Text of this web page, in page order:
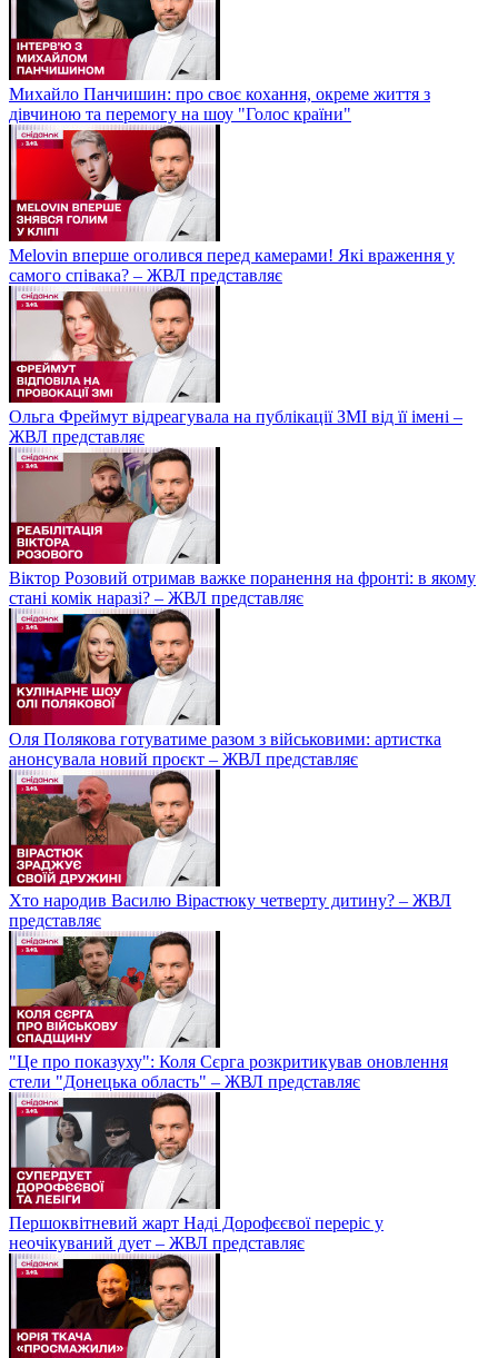
Михайло Панчишин: про своє кохання, окреме життя з
дівчиною та перемогу на шоу "Голос країни"
Melovin вперше оголився перед камерами! Які враження у
самого співака? – ЖВЛ представляє
Ольга Фреймут відреагувала на публікації ЗМІ від її імені –
ЖВЛ представляє
Віктор Розовий отримав важке поранення на фронті: в якому
стані комік наразі? – ЖВЛ представляє
Оля Полякова готуватиме разом з військовими: артистка
анонсувала новий проєкт – ЖВЛ представляє
Хто народив Василю Вірастюку четверту дитину? – ЖВЛ
представляє
"Це про показуху": Коля Сєрга розкритикував оновлення
стели "Донецька область" – ЖВЛ представляє
Першоквітневий жарт Наді Дорофєєвої переріс у
неочікуваний дует – ЖВЛ представляє